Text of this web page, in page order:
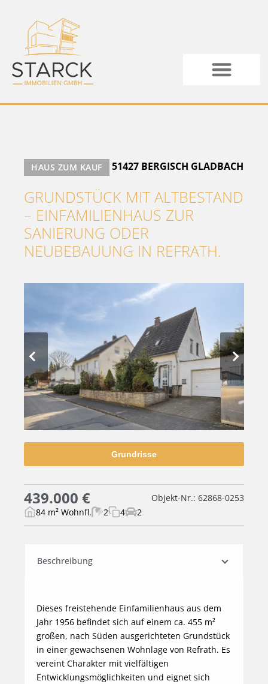
HAUS ZUM KAUF 51427 BERGISCH GLADBACH
GRUNDSTÜCK MIT ALTBESTAND
– EINFAMILIENHAUS ZUR
SANIERUNG ODER
NEUBEBAUUNG IN REFRATH.
Grundrisse
439.000 €
Objekt-Nr.: 62868-0253
84 m² Wohnfl.
2 4 2
Beschreibung
Dieses freistehende Einfamilienhaus aus dem
Jahr 1956 befindet sich auf einem ca. 455 m²
großen, nach Süden ausgerichteten Grundstück
in einer gewachsenen Wohnlage von Refrath. Es
vereint Charakter mit vielfältigen
Entwicklungsmöglichkeiten und eignet sich